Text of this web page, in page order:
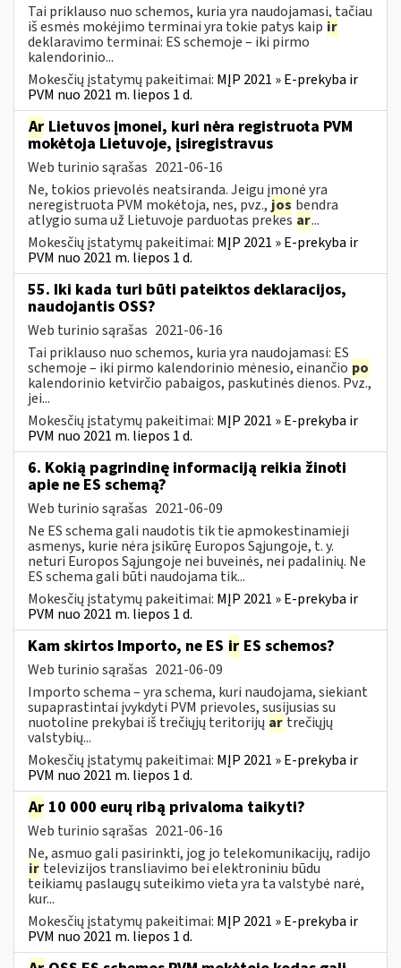
Tai priklauso nuo schemos, kuria yra naudojamasi, tačiau
iš esmės mokėjimo terminai yra tokie patys kaip ir
deklaravimo terminai: ES schemoje – iki pirmo
kalendorinio...
Mokesčių įstatymų pakeitimai: MĮP 2021 » E-prekyba ir
PVM nuo 2021 m. liepos 1 d.
Ar Lietuvos įmonei, kuri nėra registruota PVM
mokėtoja Lietuvoje, įsiregistravus
Web turinio sąrašas 2021-06-16
Ne, tokios prievolės neatsiranda. Jeigu įmonė yra
neregistruota PVM mokėtoja, nes, pvz., jos bendra
atlygio suma už Lietuvoje parduotas prekes ar...
Mokesčių įstatymų pakeitimai: MĮP 2021 » E-prekyba ir
PVM nuo 2021 m. liepos 1 d.
55. Iki kada turi būti pateiktos deklaracijos,
naudojantis OSS?
Web turinio sąrašas 2021-06-16
Tai priklauso nuo schemos, kuria yra naudojamasi: ES
schemoje – iki pirmo kalendorinio mėnesio, einančio po
kalendorinio ketvirčio pabaigos, paskutinės dienos. Pvz.,
jei...
Mokesčių įstatymų pakeitimai: MĮP 2021 » E-prekyba ir
PVM nuo 2021 m. liepos 1 d.
6. Kokią pagrindinę informaciją reikia žinoti
apie ne ES schemą?
Web turinio sąrašas 2021-06-09
Ne ES schema gali naudotis tik tie apmokestinamieji
asmenys, kurie nėra įsikūrę Europos Sąjungoje, t. y.
neturi Europos Sąjungoje nei buveinės, nei padalinių. Ne
ES schema gali būti naudojama tik...
Mokesčių įstatymų pakeitimai: MĮP 2021 » E-prekyba ir
PVM nuo 2021 m. liepos 1 d.
Kam skirtos Importo, ne ES ir ES schemos?
Web turinio sąrašas 2021-06-09
Importo schema – yra schema, kuri naudojama, siekiant
supaprastintai įvykdyti PVM prievoles, susijusias su
nuotoline prekybai iš trečiųjų teritorijų ar trečiųjų
valstybių...
Mokesčių įstatymų pakeitimai: MĮP 2021 » E-prekyba ir
PVM nuo 2021 m. liepos 1 d.
Ar 10 000 eurų ribą privaloma taikyti?
Web turinio sąrašas 2021-06-16
Ne, asmuo gali pasirinkti, jog jo telekomunikacijų, radijo
ir televizijos transliavimo bei elektroniniu būdu
teikiamų paslaugų suteikimo vieta yra ta valstybė narė,
kur...
Mokesčių įstatymų pakeitimai: MĮP 2021 » E-prekyba ir
PVM nuo 2021 m. liepos 1 d.